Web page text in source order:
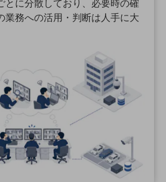
とに分散しており、必要時の確
業務への活用・判断は人手に大